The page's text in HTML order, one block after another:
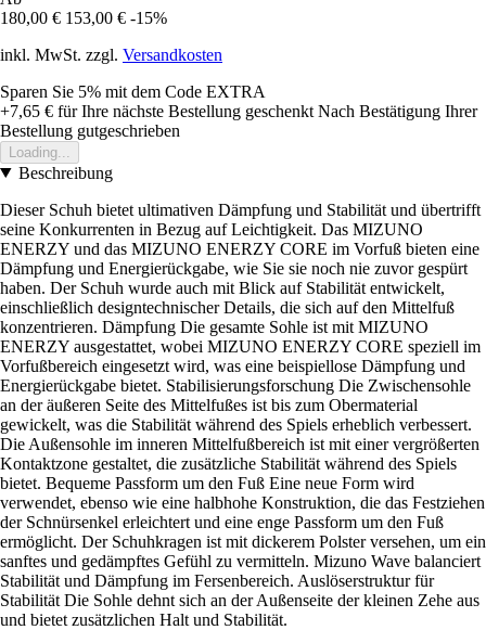
180,00 € 153,00 € -15%
inkl. MwSt. zzgl. Versandkosten
Sparen Sie 5% mit dem Code EXTRA
+7,65 € für Ihre nächste Bestellung geschenkt Nach Bestätigung Ihrer
Bestellung gutgeschrieben
Loading...
Beschreibung
Dieser Schuh bietet ultimativen Dämpfung und Stabilität und übertrifft
seine Konkurrenten in Bezug auf Leichtigkeit. Das MIZUNO
ENERZY und das MIZUNO ENERZY CORE im Vorfuß bieten eine
Dämpfung und Energierückgabe, wie Sie sie noch nie zuvor gespürt
haben. Der Schuh wurde auch mit Blick auf Stabilität entwickelt,
einschließlich designtechnischer Details, die sich auf den Mittelfuß
konzentrieren. Dämpfung Die gesamte Sohle ist mit MIZUNO
ENERZY ausgestattet, wobei MIZUNO ENERZY CORE speziell im
Vorfußbereich eingesetzt wird, was eine beispiellose Dämpfung und
Energierückgabe bietet. Stabilisierungsforschung Die Zwischensohle
an der äußeren Seite des Mittelfußes ist bis zum Obermaterial
gewickelt, was die Stabilität während des Spiels erheblich verbessert.
Die Außensohle im inneren Mittelfußbereich ist mit einer vergrößerten
Kontaktzone gestaltet, die zusätzliche Stabilität während des Spiels
bietet. Bequeme Passform um den Fuß Eine neue Form wird
verwendet, ebenso wie eine halbhohe Konstruktion, die das Festziehen
der Schnürsenkel erleichtert und eine enge Passform um den Fuß
ermöglicht. Der Schuhkragen ist mit dickerem Polster versehen, um ein
sanftes und gedämpftes Gefühl zu vermitteln. Mizuno Wave balanciert
Stabilität und Dämpfung im Fersenbereich. Auslöserstruktur für
Stabilität Die Sohle dehnt sich an der Außenseite der kleinen Zehe aus
und bietet zusätzlichen Halt und Stabilität.